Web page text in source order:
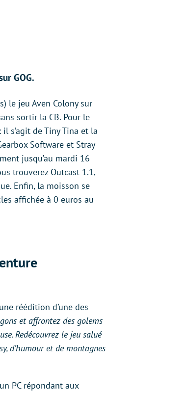
GOG.
le jeu Aven Colony sur
sortir la CB. Pour le
s’agit de Tiny Tina et la
Software et Stray
jusqu’au mardi 16
trouverez Outcast 1.1,
Enfin, la moisson se
affichée à 0 euros au
réédition d’une des
et affrontez des golems
Redécouvrez le jeu salué
d’humour et de montagnes
PC répondant aux